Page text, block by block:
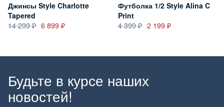
Джинсы Style Charlotte
Tapered
14 299
6 899
Футболка 1/2 Style Alina C
Print
4 399
2 199
Будьте в курсе наших
новостей!